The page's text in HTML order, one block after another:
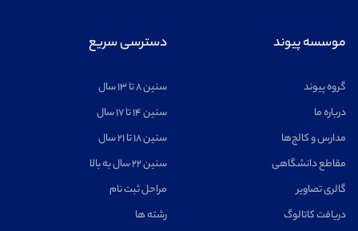
موسسه پیوند
گروه پیوند
درباره ما
مدارس و کالج‌ها
مقاطع دانشگاهی
گالری تصاویر
دریافت کاتالوگ
دسترسی سریع
سنین ۸ تا ۱۳ سال
سنین ۱۴ تا ۱۷ سال
سنین ۱۸ تا ۲۱ سال
سنین ۲۲ سال به بالا
مراحل ثبت نام
رشته ها